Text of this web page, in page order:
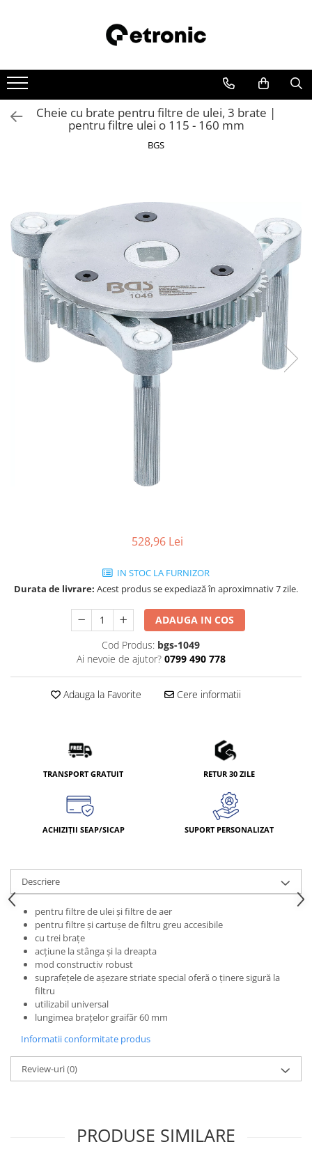
Cheie cu brate pentru filtre de ulei, 3 brate |
pentru filtre ulei o 115 - 160 mm
BGS
528,96 Lei
IN STOC LA FURNIZOR
Durata de livrare: Acest produs se expediază în aproximnativ 7 zile.
ADAUGA IN COS
Cod Produs: bgs-1049
Ai nevoie de ajutor? 0799 490 778
Adauga la Favorite Cere informatii
TRANSPORT GRATUIT RETUR 30 ZILE
ACHIZIȚII SEAP/SICAP SUPORT PERSONALIZAT
Descriere
pentru filtre de ulei şi filtre de aer
pentru filtre şi cartuşe de filtru greu accesibile
cu trei braţe
acţiune la stânga şi la dreapta
mod constructiv robust
suprafeţele de aşezare striate special oferă o ţinere sigură la
filtru
utilizabil universal
lungimea braţelor graifăr 60 mm
Informatii conformitate produs
Review-uri(0)
PRODUSE SIMILARE